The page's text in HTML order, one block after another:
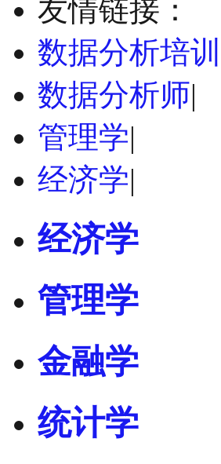
友情链接：
数据分析培训
数据分析师|
管理学|
经济学|
经济学
管理学
金融学
统计学